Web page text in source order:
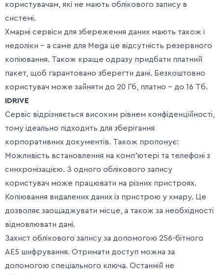
користувачам, які не мають облікового запису в
системі.
Хмарні сервіси для збереження даних мають також і
недоліки – а саме для Mega це відсутність резервного
копіювання. Також краще одразу придбати платний
пакет, щоб гарантовано зберегти дані. Безкоштовно
користувач може зайняти до 20 Гб, платно – до 16 Тб.
IDRIVE
Сервіс відрізняється високим рівнем конфіденційності,
тому ідеально підходить для зберігання
корпоративних документів. Також пропонує:
Можливість встановлення на комп’ютері та телефоні з
синхронізацією. З одного облікового запису
користувач може працювати на різних пристроях.
Копіювання видалених даних із пристрою у хмару. Це
дозволяє заощаджувати місце, а також за необхідності
відновлювати дані.
Захист облікового запису за допомогою 256-бітного
AES шифрування. Отримати доступ можна за
допомогою спеціального ключа. Останній не